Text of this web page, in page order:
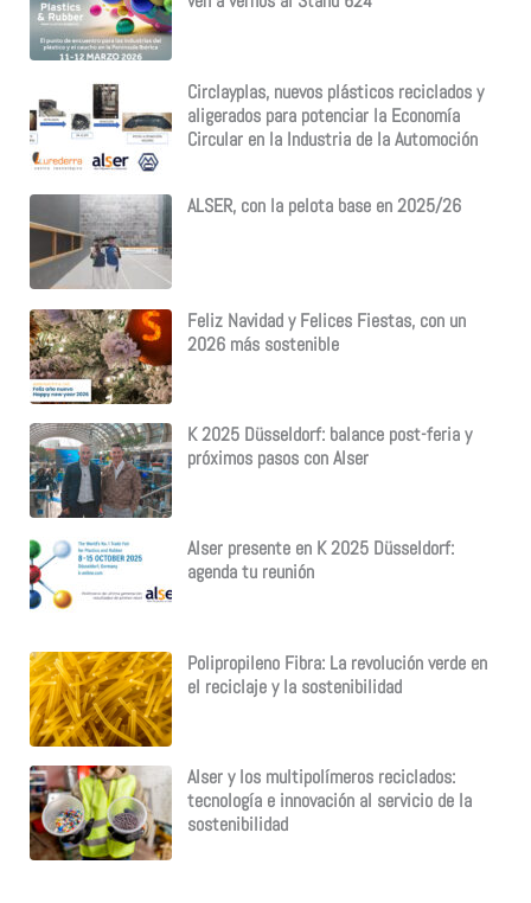
Circlayplas, nuevos plásticos reciclados y
aligerados para potenciar la Economía
Circular en la Industria de la Automoción
ALSER, con la pelota base en 2025/26
Feliz Navidad y Felices Fiestas, con un
2026 más sostenible
K 2025 Düsseldorf: balance post-feria y
próximos pasos con Alser
Alser presente en K 2025 Düsseldorf:
agenda tu reunión
Polipropileno Fibra: La revolución verde en
el reciclaje y la sostenibilidad
Alser y los multipolímeros reciclados:
tecnología e innovación al servicio de la
sostenibilidad